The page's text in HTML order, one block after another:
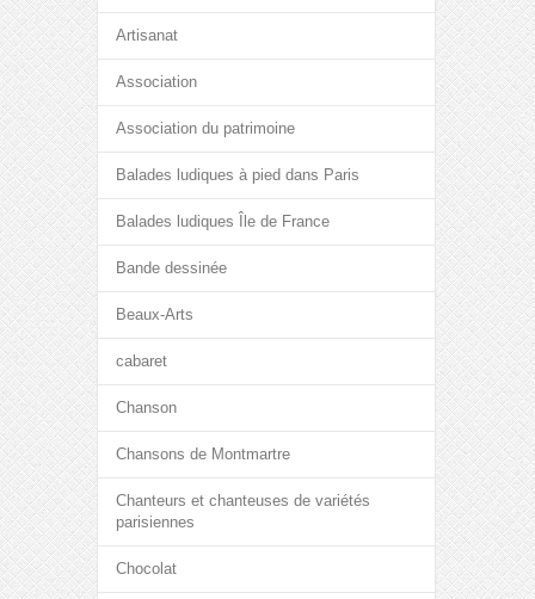
Artisanat
Association
Association du patrimoine
Balades ludiques à pied dans Paris
Balades ludiques Île de France
Bande dessinée
Beaux-Arts
cabaret
Chanson
Chansons de Montmartre
Chanteurs et chanteuses de variétés
parisiennes
Chocolat